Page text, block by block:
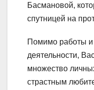
Басмановой,
спутницей на
Помимо работы и
деятельности,
множество
страстным